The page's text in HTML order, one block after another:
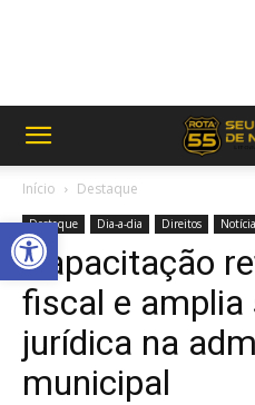
Abrir a barra de ferramentas
Início Destaque
Destaque Dia-a-dia Direitos
Capacitação
fiscal e amplia
jurídica na
municipal